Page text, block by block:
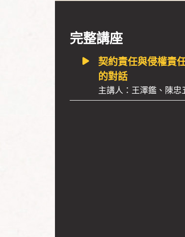
完整講座
契約責任與侵權責
的對話
主講人：王澤鑑、陳忠